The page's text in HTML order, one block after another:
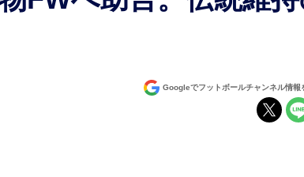
Googleでフットボールチャンネル情報